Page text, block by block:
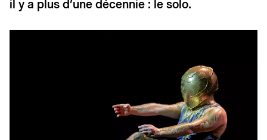
il y a plus d’une décennie : le solo.